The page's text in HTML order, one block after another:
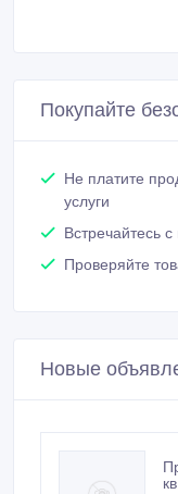
Покупайте
Не платите
услуги
Встречайтесь
Проверяйте
Новые